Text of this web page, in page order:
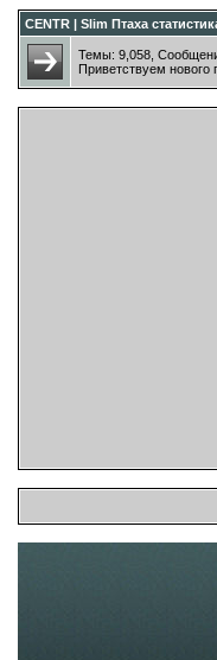
CENTR | Slim Птаха
Темы: 9,058,
Приветствуем нового